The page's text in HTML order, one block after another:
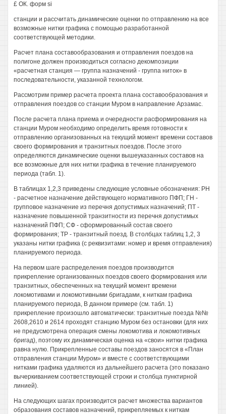
£ ОК. форм si
станции и рассчитать динамические оценки по отправлению на все
возможные нитки графика с помощью разработанной
соответствующей методики.
Расчет плана составообразования и отправления поездов на
полигоне должен производиться согласно декомпозиции
«расчетная станция — группа назначений - группа ниток» в
последовательности, указанной технологом.
Рассмотрим пример расчета проекта плана составообразования и
отправления поездов со станции Муром в направление Арзамас.
После расчета плана приема и очередности расформирования на
станции Муром необходимо определить время готовности к
отправлению организованных на текущий момент времени составов
своего формирования и транзитных поездов. После этого
определяются динамические оценки вышеуказанных составов на
все возможные для них нитки графика в течение планируемого
периода (табл. 1).
В таблицах 1,2,3 приведены следующие условные обозначения: РН
- расчетное назначение действующего нормативного ПФП; ГН -
групповое назначение из перечня допустимых назначений; ПТ -
назначение повышенной транзитности из перечня допустимых
назначений ПФП; СФ - сформированный состав своего
формирования; ТР - транзитный поезд. В столбцах таблиц 1,2, 3
указаны нитки графика (с реквизитами: номер и время отправления)
планируемого периода.
На первом шаге распределения поездов производится
прикрепление организованных поездов своего формирования или
транзитных, обеспеченных на текущий момент времени
локомотивами и локомотивными бригадами, к ниткам графика
планируемого периода, В данном примере (см. табл. 1)
прикрепление произошло автоматически: транзитные поезда №№
2608,2610 и 2614 проходят станцию Муром без остановки (для них
не предусмотрена операция смены локомотива и локомотивных
бригад), поэтому их динамическая оценка на «свои» нитки графика
равна нулю. Прикрепленные составы поездов заносятся в «План
отправления станции Муром» и вместе с соответствующими
нитками графика удаляются из дальнейшего расчета (это показано
вычеркиванием соответствующей строки и столбца пунктирной
линией).
На следующих шагах производится расчет множества вариантов
образования составов назначений, прикрепляемых к ниткам